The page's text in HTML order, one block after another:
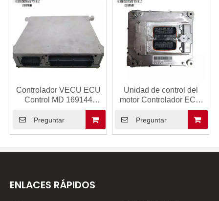
Controlador VECU ECU
Control MD 169144
EC140 EC210 EC290
14518349 1459469 para
Volvo OBD2 ECU Tuning
Preguntar
Unidad de control del
motor Controlador ECU
VECU ECU EC210
EC290 60100000 Control
MD Unidad de control del
Preguntar
ENLACES RÁPIDOS